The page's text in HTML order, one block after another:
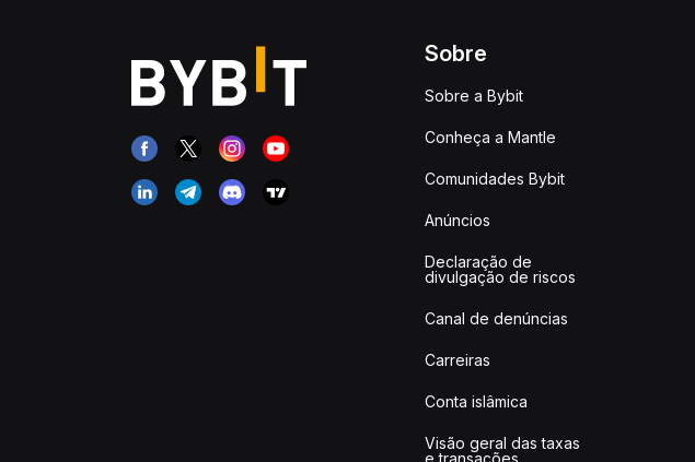
Sobre
Sobre a Bybit
Conheça a Mantle
Comunidades Bybit
Anúncios
Declaração de
divulgação de riscos
Canal de denúncias
Carreiras
Conta islâmica
Visão geral das taxas
e transações